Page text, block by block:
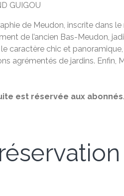
GUIGOU
de Meudon, inscrite dans
de l’ancien Bas-Meudon,
caractère chic et
agrémentés de jardins.
est réservée aux